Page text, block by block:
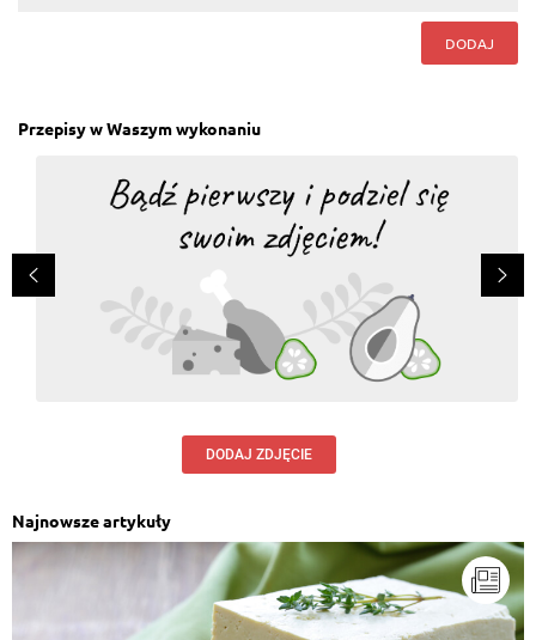
DODAJ
Przepisy w Waszym wykonaniu
DODAJ ZDJĘCIE
Najnowsze artykuły